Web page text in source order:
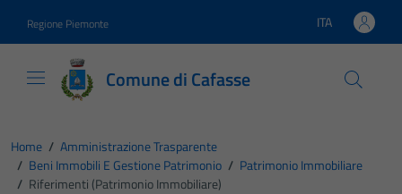
Regione Piemonte Lingua attiva:
ITA
Comune di Cafasse
Home / Amministrazione Trasparente
/ Beni Immobili E Gestione Patrimonio / Patrimonio Immobiliare
/ Riferimenti (Patrimonio Immobiliare)